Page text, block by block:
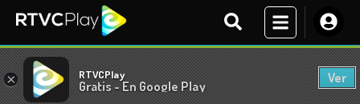
× RTVCPlay
Gratis - En Google Play
Ver